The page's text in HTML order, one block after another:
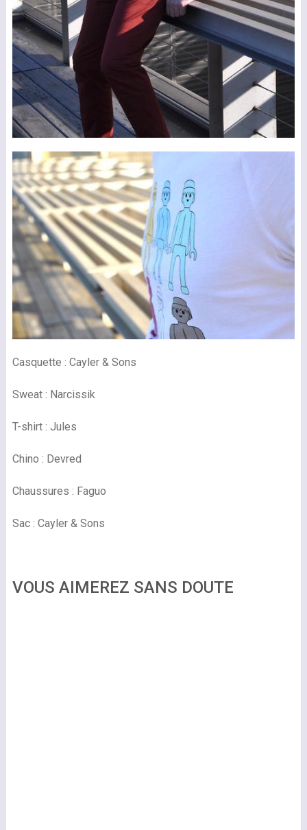
Casquette : Cayler & Sons
Sweat : Narcissik
T-shirt : Jules
Chino : Devred
Chaussures : Faguo
Sac : Cayler & Sons
VOUS AIMEREZ SANS DOUTE